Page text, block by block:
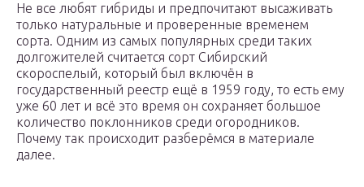
Не все любят гибриды и предпочитают высаживать
только натуральные и проверенные временем
сорта. Одним из самых популярных среди таких
долгожителей считается сорт Сибирский
скороспелый, который был включён в
государственный реестр ещё в 1959 году, то есть ему
уже 60 лет и всё это время он сохраняет большое
количество поклонников среди огородников.
Почему так происходит разберёмся в материале
далее.